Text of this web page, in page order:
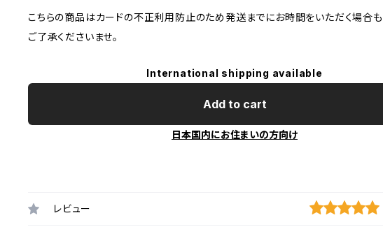
こちらの商品はカードの不正利用防止のため発送までにお時間をいただく場合も
ご了承くださいませ。
International shipping available
Add to cart
日本国内にお住まいの方向け
レビュー